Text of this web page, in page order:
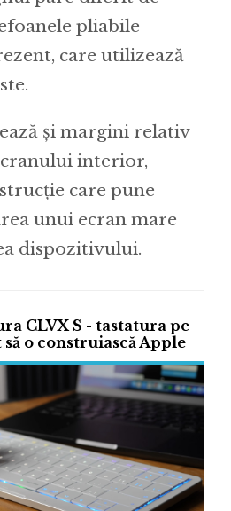
pliabile
care utilizează
și margini relativ
interior,
care pune
unui ecran mare
dispozitivului.
CLVX S - tastatura pe
o construiască Apple